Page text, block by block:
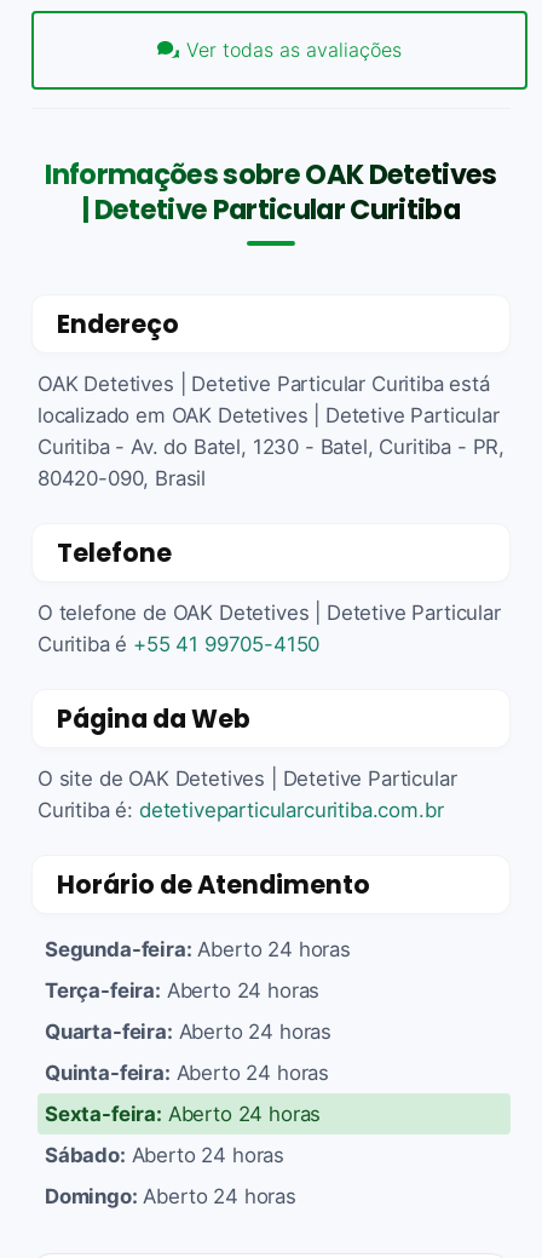
Ver todas as avaliações
Informações sobre OAK Detetives
| Detetive Particular Curitiba
Endereço
OAK Detetives | Detetive Particular Curitiba está
localizado em OAK Detetives | Detetive Particular
Curitiba - Av. do Batel, 1230 - Batel, Curitiba - PR,
80420-090, Brasil
Telefone
O telefone de OAK Detetives | Detetive Particular
Curitiba é +55 41 99705-4150
Página da Web
O site de OAK Detetives | Detetive Particular
Curitiba é: detetiveparticularcuritiba.com.br
Horário de Atendimento
Segunda-feira: Aberto 24 horas
Terça-feira: Aberto 24 horas
Quarta-feira: Aberto 24 horas
Quinta-feira: Aberto 24 horas
Sexta-feira: Aberto 24 horas
Sábado: Aberto 24 horas
Domingo: Aberto 24 horas